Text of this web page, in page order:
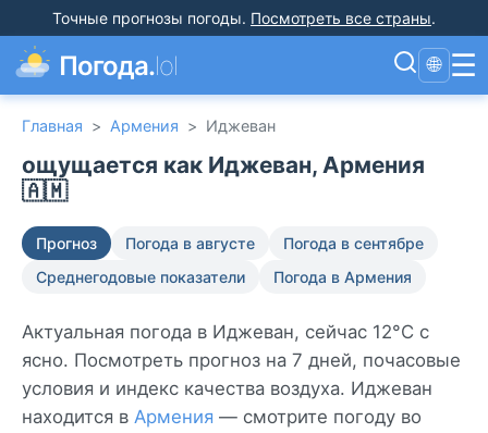
Точные прогнозы погоды. Посмотреть все страны.
Погода.lol 🌐 ☰
Главная > Армения > Иджеван
ощущается как Иджеван, Армения
🇦🇲
Прогноз Погода в августе
Погода в сентябре
Среднегодовые показатели
Погода в Армения
Актуальная погода в Иджеван, сейчас 12°C с
ясно. Посмотреть прогноз на 7 дней, почасовые
условия и индекс качества воздуха. Иджеван
находится в Армения — смотрите погоду во